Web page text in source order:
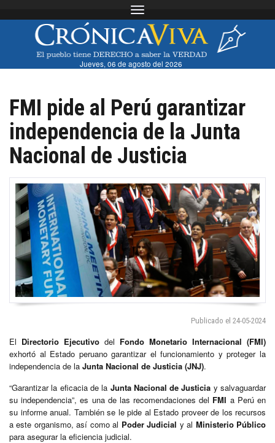
Toggle navigation
Jueves, 06 de agosto del 2026
FMI pide al Perú garantizar
independencia de la Junta
Nacional de Justicia
Publicado el 24-05-2024
El Directorio Ejecutivo del Fondo Monetario Internacional (FMI)
exhortó al Estado peruano garantizar el funcionamiento y proteger la
independencia de la Junta Nacional de Justicia (JNJ).
“Garantizar la eficacia de la Junta Nacional de Justicia y salvaguardar
su independencia”, es una de las recomendaciones del FMI a Perú en
su informe anual. También se le pide al Estado proveer de los recursos
a este organismo, así como al Poder Judicial y al Ministerio Público
para asegurar la eficiencia judicial.